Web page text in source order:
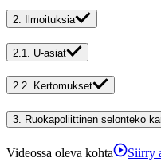
2. Ilmoituksia
2.1. U-asiat
2.2. Kertomukset
3. Ruokapoliittinen selonteko
Videossa oleva kohta Siirry